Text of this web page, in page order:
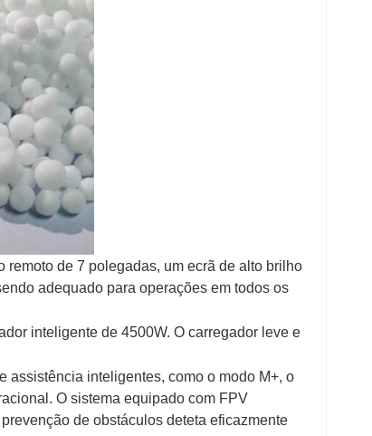
de 7 polegadas, um ecrã de alto brilho
adequado para operações em todos os
inteligente de 4500W. O carregador leve e
assistência inteligentes, como o modo M+, o
O sistema equipado com FPV
de obstáculos deteta eficazmente